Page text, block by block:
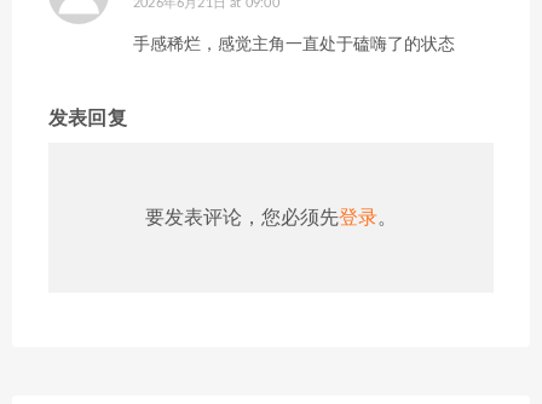
2026年6月21日 at 09:00
手感稀烂，感觉主角一直处于磕嗨了的状态
发表回复
要发表评论，您必须先登录。